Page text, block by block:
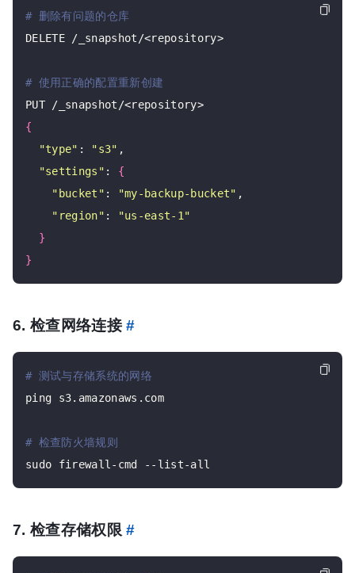
# 删除有问题的仓库
DELETE /_snapshot/<repository>
# 使用正确的配置重新创建
PUT /_snapshot/<repository>
{
"type" : "s3" ,
"settings" : {
"bucket" : "my-backup-bucket" ,
"region" :
"us-east-1"
}
}
6. 检查网络连接#
# 测试与存储系统的网络
ping s3.amazonaws.com
# 检查防火墙规则
7. 检查存储权限#